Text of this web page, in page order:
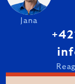
Jana